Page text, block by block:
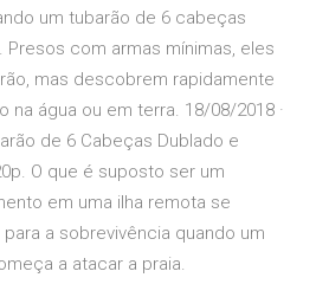
um tubarão de 6 cabeças
com armas mínimas, eles
mas descobrem rapidamente
na água ou em terra. 18/08/2018 ·
de 6 Cabeças Dublado e
O que é suposto ser um
em uma ilha remota se
a sobrevivência quando um
a atacar a praia.